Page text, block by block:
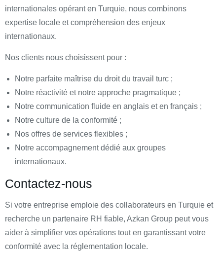
internationales opérant en Turquie, nous combinons
expertise locale et compréhension des enjeux
internationaux.
Nos clients nous choisissent pour :
Notre parfaite maîtrise du droit du travail turc ;
Notre réactivité et notre approche pragmatique ;
Notre communication fluide en anglais et en français ;
Notre culture de la conformité ;
Nos offres de services flexibles ;
Notre accompagnement dédié aux groupes
internationaux.
Contactez-nous
Si votre entreprise emploie des collaborateurs en Turquie et
recherche un partenaire RH fiable, Azkan Group peut vous
aider à simplifier vos opérations tout en garantissant votre
conformité avec la réglementation locale.